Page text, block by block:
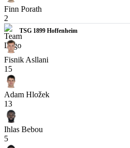
Finn Porath
2
TSG 1899 Hoffenheim
Fisnik Asllani
15
Adam Hložek
13
Ihlas Bebou
5